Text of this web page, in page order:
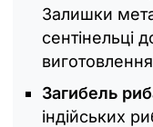
Залишки
сентінельці
Загибель
індійських